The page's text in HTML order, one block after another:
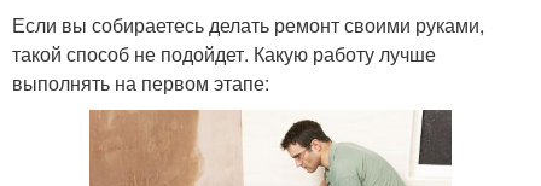
Если вы собираетесь делать ремонт своими руками,
такой способ не подойдет. Какую работу лучше
выполнять на первом этапе: